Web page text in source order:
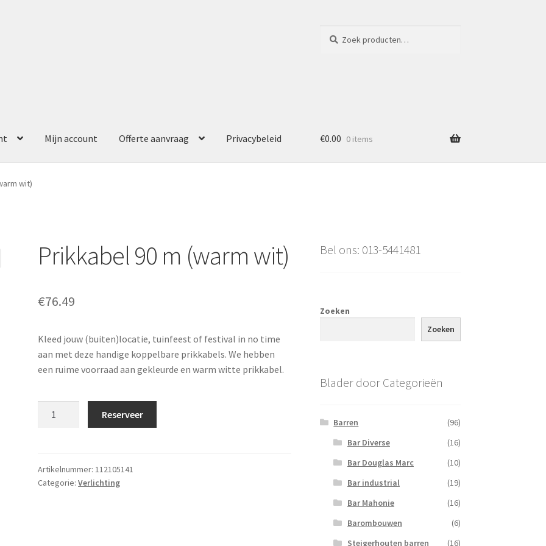
naar:
Mijn account Offerte aanvraag Privacybeleid
Offerte aanvraag
€0.00 0 items
wit)
Prikkabel 90 m (warm wit)
€76.49
Kleed jouw (buiten)locatie, tuinfeest of festival in no time
aan met deze handige koppelbare prikkabels. We hebben
een ruime voorraad aan gekleurde en warm witte prikkabel.
wit)
aantal
Reserveer
Artikelnummer:112105141
Categorie:Verlichting
Bel ons: 013-5441481
Zoeken
Zoeken
Blader door Categorieën
Barren
(96)
Bar Diverse
(16)
Bar Douglas Marc
(10)
Bar industrial
(19)
Bar Mahonie
(16)
Barombouwen
(6)
Steigerhouten barren
(16)